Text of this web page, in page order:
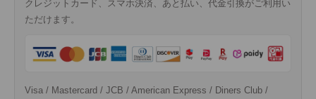
クレジットカード、スマホ決済、あと払い、代金引換がご利用い
ただけます。
Visa / Mastercard / JCB / American Express / Diners Club /